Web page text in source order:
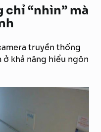
chỉ “nhìn” mà
truyền thống
khả năng hiểu ngôn